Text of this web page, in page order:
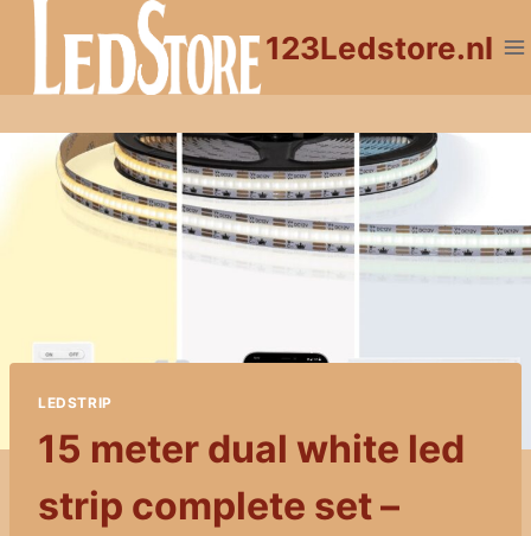
Doorgaan
inhoud
123Ledstore.nl
LEDSTRIP
15 meter dual white led
strip complete set –